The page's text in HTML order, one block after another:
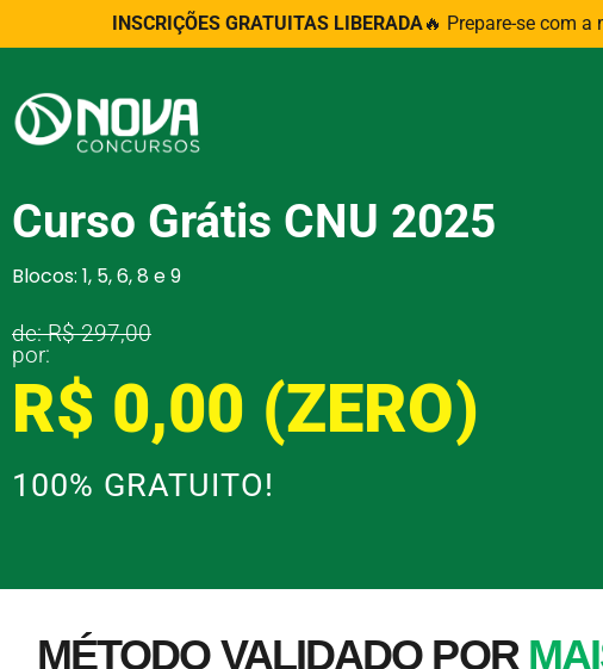
INSCRIÇÕES GRATUITAS LIBERADA🔥 Prepare-se com
Curso Grátis CNU 2025
Blocos: 1, 5, 6, 8 e 9
de: R$ 297,00
por:
R$ 0,00 (ZERO)
100% GRATUITO!
MÉTODO VALIDADO POR